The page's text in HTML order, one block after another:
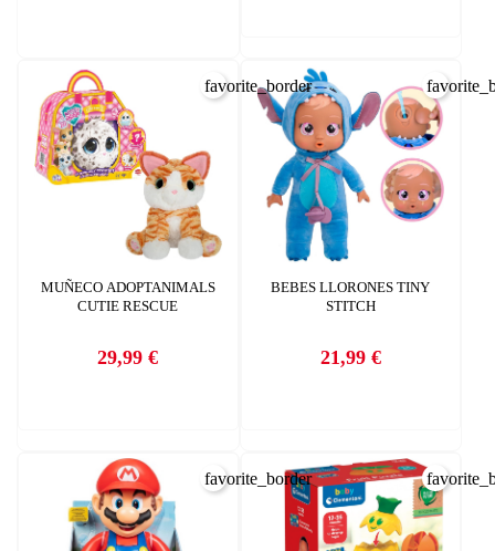
MUÑECO ADOPTANIMALS
CUTIE RESCUE
Precio
29,99 €
favorite_border
BEBES LLORONES TINY
STITCH
Precio
21,99 €
favorite_border
CANCELAR
CREAR LISTA DE DESEOS
INICIAR SESIÓN